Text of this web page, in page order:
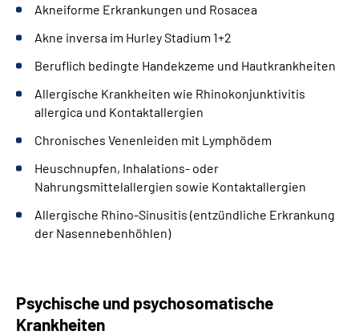
Akneiforme Erkrankungen und Rosacea
Akne inversa im Hurley Stadium 1+2
Beruflich bedingte Handekzeme und Hautkrankheiten
Allergische Krankheiten wie Rhinokonjunktivitis
allergica und Kontaktallergien
Chronisches Venenleiden mit Lymphödem
Heuschnupfen, Inhalations- oder
Nahrungsmittelallergien sowie Kontaktallergien
Allergische Rhino-Sinusitis (entzündliche Erkrankung
der Nasennebenhöhlen)
Psychische und psychosomatische
Krankheiten